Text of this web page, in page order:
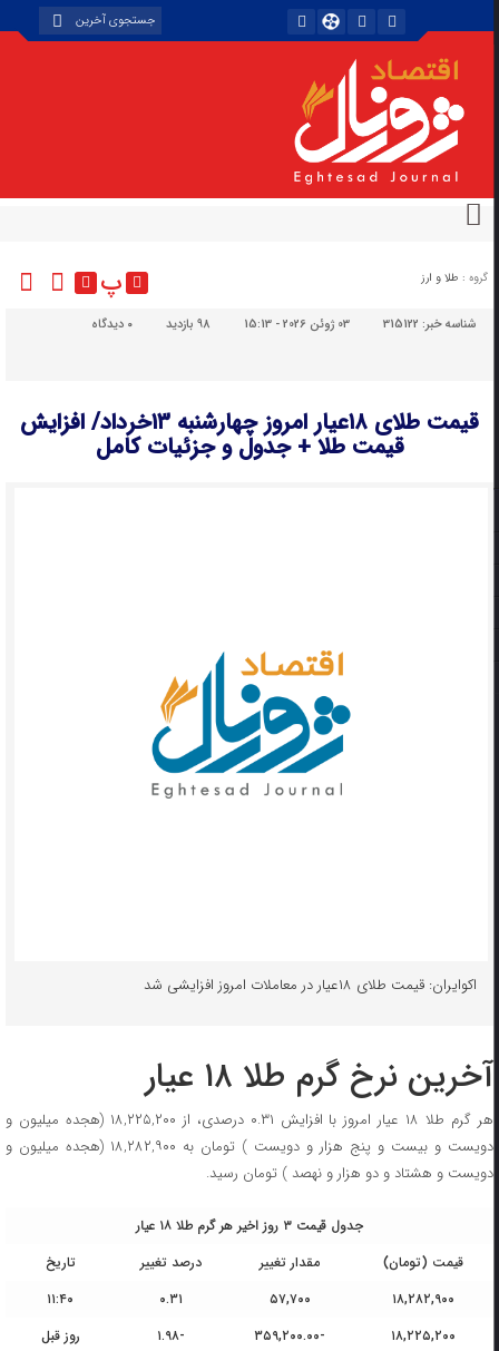
گروه : طلا و ارز پ
شناسه خبر:315122 03 ژوئن 2026 - 15:13 98 بازدید دیدگاه
قیمت طلای ۱۸عیار امروز چهارشنبه ۱۳خرداد/ افزایش
قیمت طلا + جدول و جزئیات کامل
اکوایران: قیمت طلای ۱۸عیار در معاملات امروز افزایشی شد
آخرین نرخ گرم طلا ۱۸ عیار
هر گرم طلا ۱۸ عیار امروز با افزایش ۰.۳۱ درصدی، از ۱۸,۲۲۵,۲۰۰ (هجده میلیون و
دویست و بیست و پنج هزار و دویست ) تومان به ۱۸,۲۸۲,۹۰۰ (هجده میلیون و
دویست و هشتاد و دو هزار و نهصد ) تومان رسید.
جدول قیمت ۳ روز اخیر هر گرم طلا ۱۸ عیار
قیمت (تومان)
مقدار تغییر درصد تغییر
تاریخ
۱۸,۲۸۲,۹۰۰
۵۷,۷۰۰ ۰.۳۱
۱۱:۴۰
۱۸,۲۲۵,۲۰۰
روز قبل